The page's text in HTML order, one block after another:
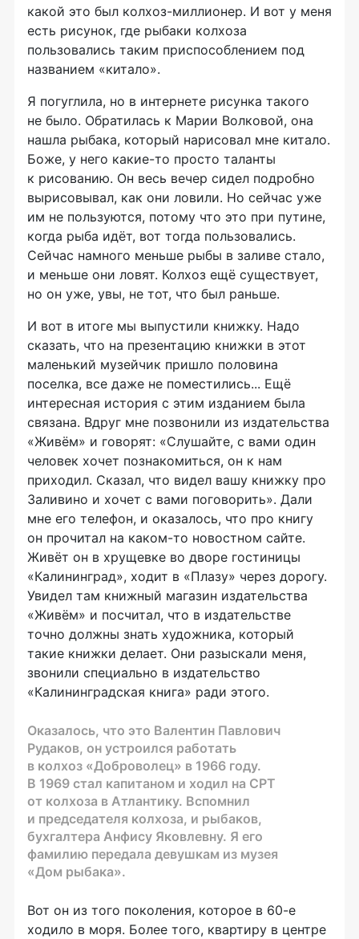
какой это был колхоз-миллионер. И вот у меня
есть рисунок, где рыбаки колхоза
пользовались таким приспособлением под
названием «китало».
Я погуглила, но в интернете рисунка такого
не было. Обратилась к Марии Волковой, она
нашла рыбака, который нарисовал мне китало.
Боже, у него какие-то просто таланты
к рисованию. Он весь вечер сидел подробно
вырисовывал, как они ловили. Но сейчас уже
им не пользуются, потому что это при путине,
когда рыба идёт, вот тогда пользовались.
Сейчас намного меньше рыбы в заливе стало,
и меньше они ловят. Колхоз ещё существует,
но он уже, увы, не тот, что был раньше.
И вот в итоге мы выпустили книжку. Надо
сказать, что на презентацию книжки в этот
маленький музейчик пришло половина
поселка, все даже не поместились... Ещё
интересная история с этим изданием была
связана. Вдруг мне позвонили из издательства
«Живём» и говорят: «Слушайте, с вами один
человек хочет познакомиться, он к нам
приходил. Сказал, что видел вашу книжку про
Заливино и хочет с вами поговорить». Дали
мне его телефон, и оказалось, что про книгу
он прочитал на каком-то новостном сайте.
Живёт он в хрущевке во дворе гостиницы
«Калининград», ходит в «Плазу» через дорогу.
Увидел там книжный магазин издательства
«Живём» и посчитал, что в издательстве
точно должны знать художника, который
такие книжки делает. Они разыскали меня,
звонили специально в издательство
«Калининградская книга» ради этого.
Оказалось, что это Валентин Павлович
Рудаков, он устроился работать
в колхоз «Доброволец» в 1966 году.
В 1969 стал капитаном и ходил на СРТ
от колхоза в Атлантику. Вспомнил
и председателя колхоза, и рыбаков,
бухгалтера Анфису Яковлевну. Я его
фамилию передала девушкам из музея
«Дом рыбака».
Вот он из того поколения, которое в 60-е
ходило в моря. Более того, квартиру в центре